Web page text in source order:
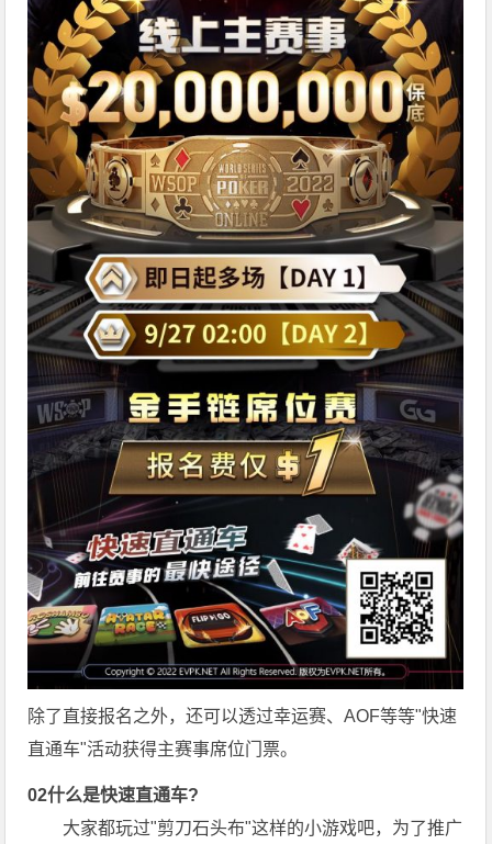
除了直接报名之外，还可以透过幸运赛、AOF等等"快速
直通车"活动获得主赛事席位门票。
02什么是快速直通车?
大家都玩过"剪刀石头布"这样的小游戏吧，为了推广